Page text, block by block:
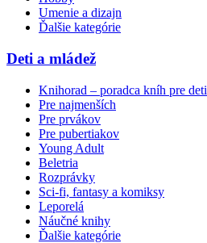
Umenie a dizajn
Ďalšie kategórie
Deti a mládež
Knihorad – poradca kníh pre deti
Pre najmenších
Pre prvákov
Pre pubertiakov
Young Adult
Beletria
Rozprávky
Sci-fi, fantasy a komiksy
Leporelá
Náučné knihy
Ďalšie kategórie